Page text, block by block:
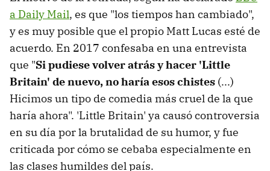
a Daily Mail, es que "los tiempos han cambiado",
y es muy posible que el propio Matt Lucas esté de
acuerdo. En 2017 confesaba en una entrevista
que "Si pudiese volver atrás y hacer 'Little
Britain' de nuevo, no haría esos chistes (...)
Hicimos un tipo de comedia más cruel de la que
haría ahora". 'Little Britain' ya causó controversia
en su día por la brutalidad de su humor, y fue
criticada por cómo se cebaba especialmente en
las clases humildes del país.